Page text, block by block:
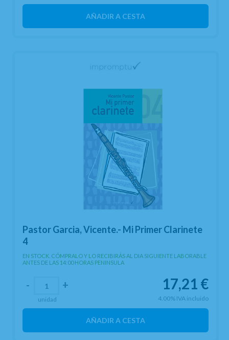
AÑADIR A CESTA
Pastor Garcia, Vicente.- Mi Primer Clarinete
4
EN STOCK. CÓMPRALO Y LO RECIBIRÁS AL DIA SIGUIENTE LABORABLE
ANTES DE LAS 14:00 HORAS PENINSULA
17,21 €
4.00% IVA incluido
- +
unidad
AÑADIR A CESTA